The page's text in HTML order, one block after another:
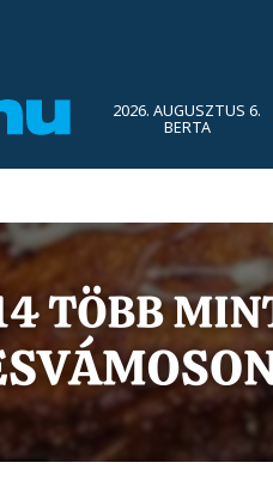
2026. AUGUSZTUS 6.
BERTA